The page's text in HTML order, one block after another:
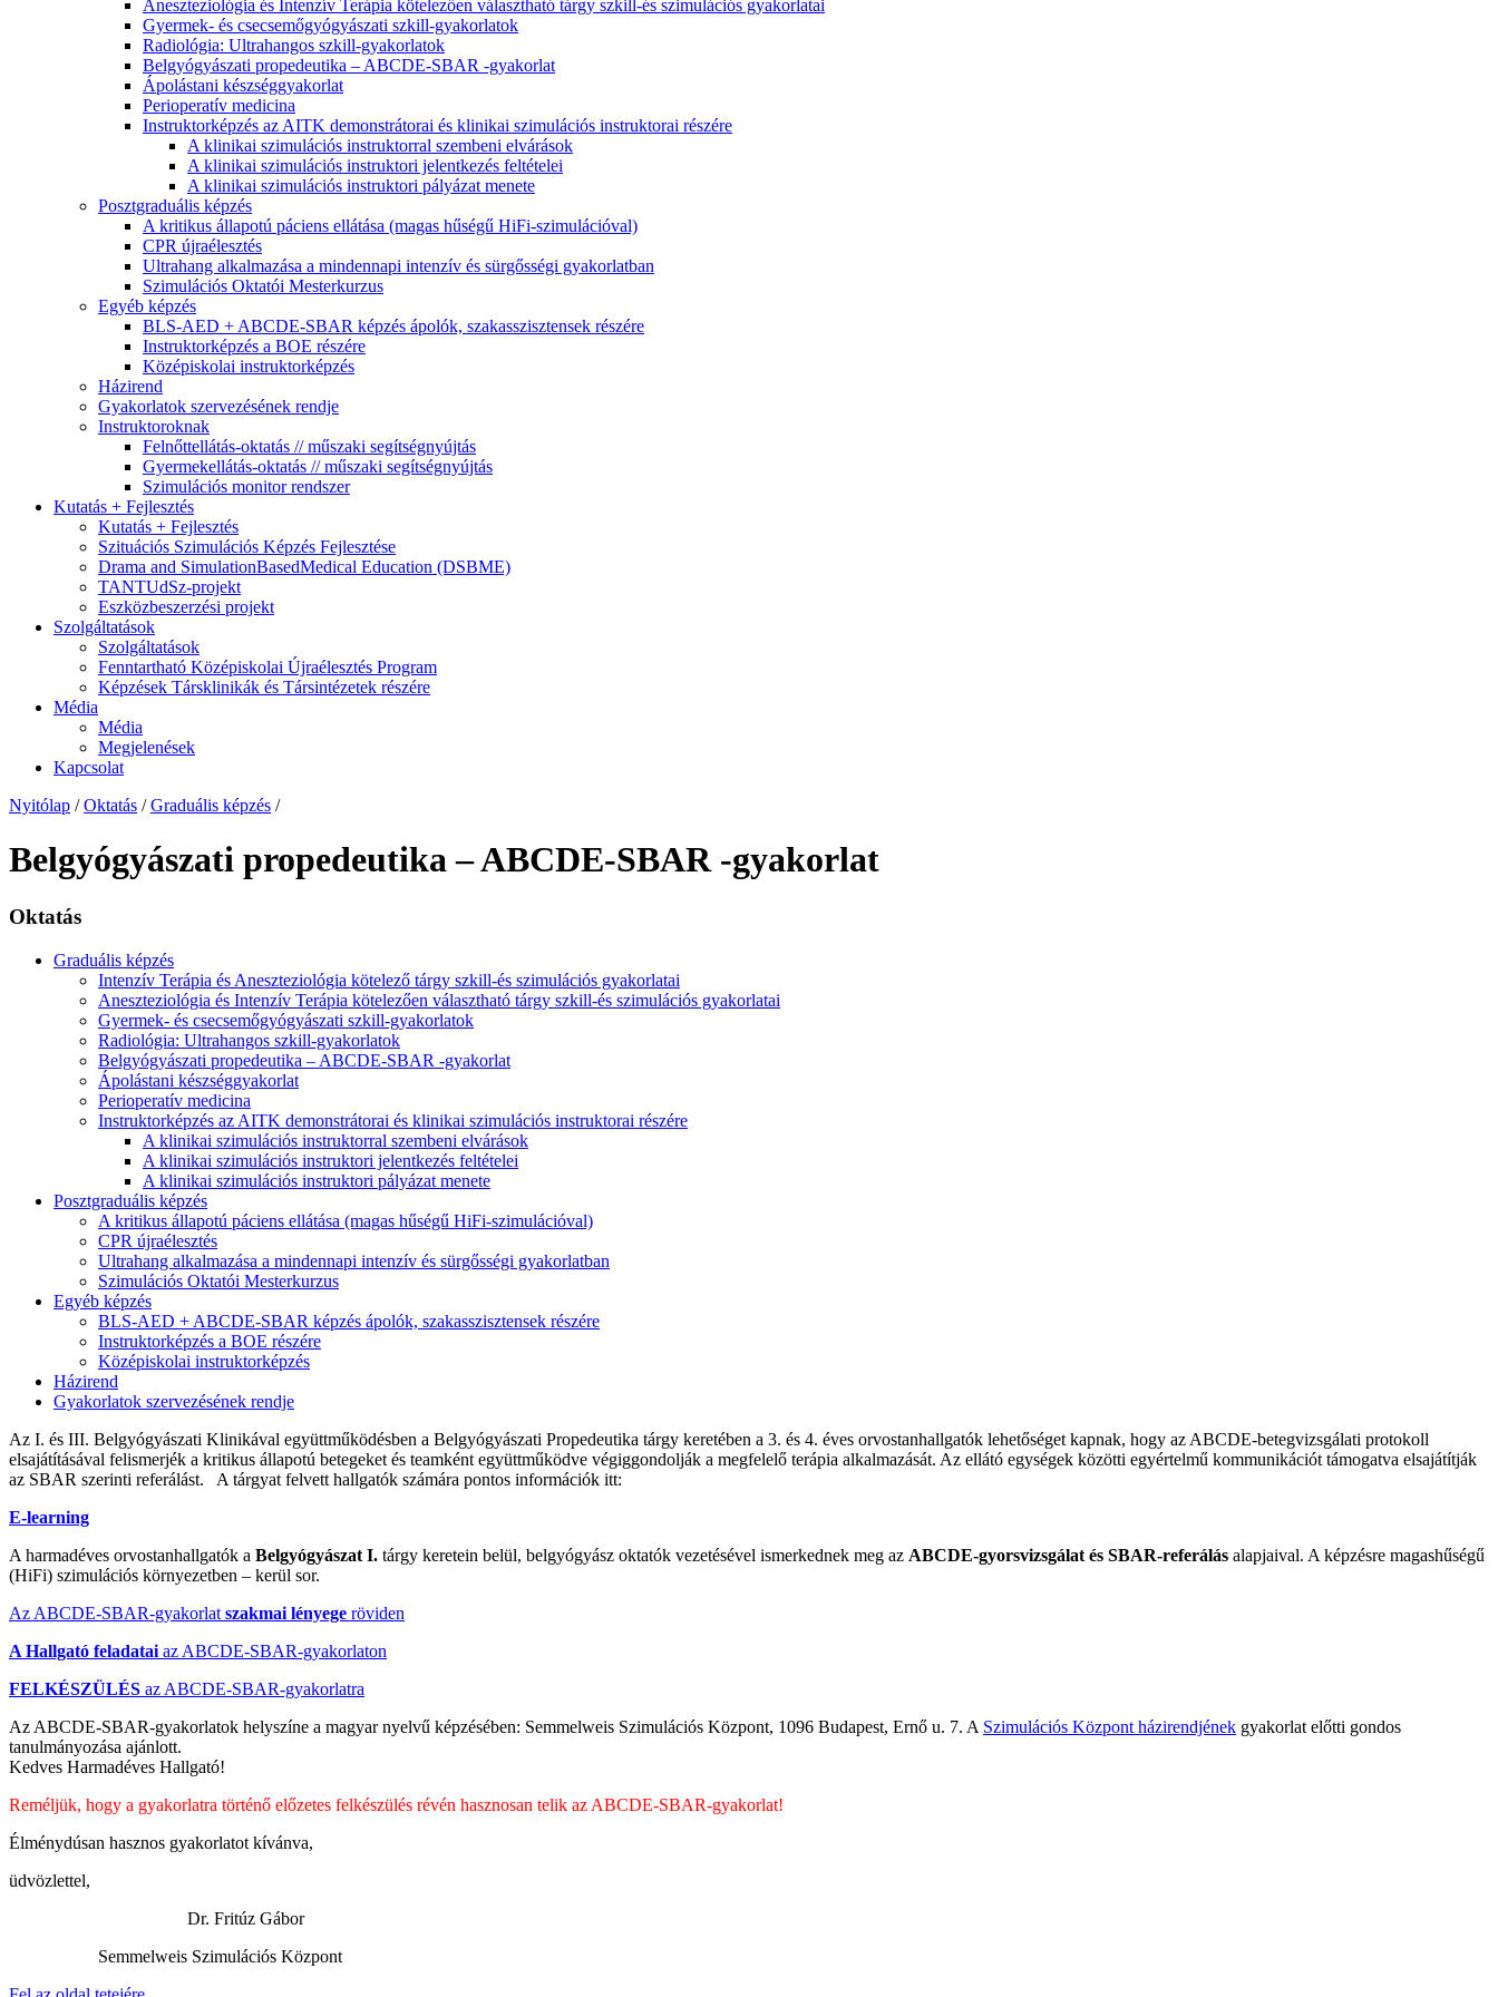
Aneszteziológia és Intenzív Terápia kötelezően választható tárgy szkill-és szimulációs gyakorlatai
Gyermek- és csecsemőgyógyászati szkill-gyakorlatok
Radiológia: Ultrahangos szkill-gyakorlatok
Belgyógyászati propedeutika – ABCDE-SBAR -gyakorlat
Ápolástani készséggyakorlat
Perioperatív medicina
Instruktorképzés az AITK demonstrátorai és klinikai szimulációs instruktorai részére
A klinikai szimulációs instruktorral szembeni elvárások
A klinikai szimulációs instruktori jelentkezés feltételei
A klinikai szimulációs instruktori pályázat menete
Posztgraduális képzés
A kritikus állapotú páciens ellátása (magas hűségű HiFi-szimulációval)
CPR újraélesztés
Ultrahang alkalmazása a mindennapi intenzív és sürgősségi gyakorlatban
Szimulációs Oktatói Mesterkurzus
Egyéb képzés
BLS-AED + ABCDE-SBAR képzés ápolók, szakasszisztensek részére
Instruktorképzés a BOE részére
Középiskolai instruktorképzés
Házirend
Gyakorlatok szervezésének rendje
Instruktoroknak
Felnőttellátás-oktatás // műszaki segítségnyújtás
Gyermekellátás-oktatás // műszaki segítségnyújtás
Szimulációs monitor rendszer
Kutatás + Fejlesztés
Kutatás + Fejlesztés
Szituációs Szimulációs Képzés Fejlesztése
Drama and SimulationBasedMedical Education (DSBME)
TANTUdSz-projekt
Eszközbeszerzési projekt
Szolgáltatások
Szolgáltatások
Fenntartható Középiskolai Újraélesztés Program
Képzések Társklinikák és Társintézetek részére
Média
Média
Megjelenések
Kapcsolat
Nyitólap / Oktatás / Graduális képzés /
Belgyógyászati propedeutika – ABCDE-SBAR -gyakorlat
Oktatás
Graduális képzés
Intenzív Terápia és Aneszteziológia kötelező tárgy szkill-és szimulációs gyakorlatai
Aneszteziológia és Intenzív Terápia kötelezően választható tárgy szkill-és szimulációs gyakorlatai
Gyermek- és csecsemőgyógyászati szkill-gyakorlatok
Radiológia: Ultrahangos szkill-gyakorlatok
Belgyógyászati propedeutika – ABCDE-SBAR -gyakorlat
Ápolástani készséggyakorlat
Perioperatív medicina
Instruktorképzés az AITK demonstrátorai és klinikai szimulációs instruktorai részére
A klinikai szimulációs instruktorral szembeni elvárások
A klinikai szimulációs instruktori jelentkezés feltételei
A klinikai szimulációs instruktori pályázat menete
Posztgraduális képzés
A kritikus állapotú páciens ellátása (magas hűségű HiFi-szimulációval)
CPR újraélesztés
Ultrahang alkalmazása a mindennapi intenzív és sürgősségi gyakorlatban
Szimulációs Oktatói Mesterkurzus
Egyéb képzés
BLS-AED + ABCDE-SBAR képzés ápolók, szakasszisztensek részére
Instruktorképzés a BOE részére
Középiskolai instruktorképzés
Házirend
Gyakorlatok szervezésének rendje
Az I. és III. Belgyógyászati Klinikával együttműködésben a Belgyógyászati Propedeutika tárgy keretében a 3. és 4. éves orvostanhallgatók lehetőséget kapnak, hogy az ABCDE-betegvizsgálati protokoll
elsajátításával felismerjék a kritikus állapotú betegeket és teamként együttműködve végiggondolják a megfelelő terápia alkalmazását. Az ellátó egységek közötti egyértelmű kommunikációt támogatva elsajátítják
az SBAR szerinti referálást. A tárgyat felvett hallgatók számára pontos információk itt:
E-learning
A harmadéves orvostanhallgatók a Belgyógyászat I. tárgy keretein belül, belgyógyász oktatók vezetésével ismerkednek meg az ABCDE-gyorsvizsgálat és SBAR-referálás alapjaival. A képzésre magashűségű
(HiFi) szimulációs környezetben – kerül sor.
Az ABCDE-SBAR-gyakorlat szakmai lényege röviden
A Hallgató feladatai az ABCDE-SBAR-gyakorlaton
FELKÉSZÜLÉS az ABCDE-SBAR-gyakorlatra
Az ABCDE-SBAR-gyakorlatok helyszíne a magyar nyelvű képzésében: Semmelweis Szimulációs Központ, 1096 Budapest, Ernő u. 7. A Szimulációs Központ házirendjének gyakorlat előtti gondos
tanulmányozása ajánlott.
Kedves Harmadéves Hallgató!
Reméljük, hogy a gyakorlatra történő előzetes felkészülés révén hasznosan telik az ABCDE-SBAR-gyakorlat!
Élménydúsan hasznos gyakorlatot kívánva,
üdvözlettel,
Dr. Fritúz Gábor
Semmelweis Szimulációs Központ